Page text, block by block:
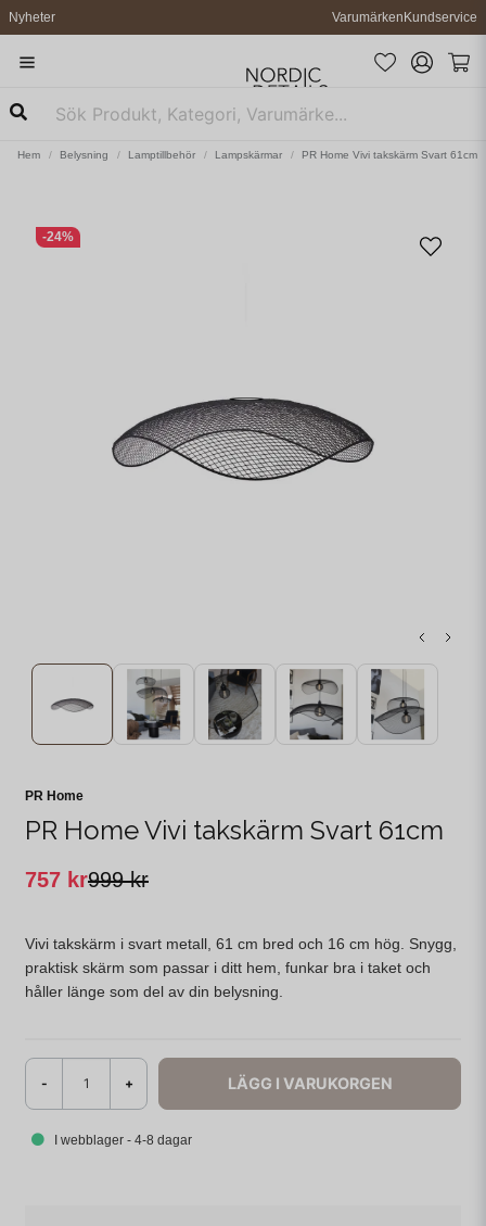
Nyheter VarumärkenKundservice
Hem Belysning Lamptillbehör Lampskärmar PR Home Vivi takskärm Svart 61cm
-24%
PR Home
PR Home Vivi takskärm Svart 61cm
999 kr
757 kr
Vivi takskärm i svart metall, 61 cm bred och 16 cm hög. Snygg,
praktisk skärm som passar i ditt hem, funkar bra i taket och
håller länge som del av din belysning.
- + LÄGG I VARUKORGEN
I webblager - 4-8 dagar